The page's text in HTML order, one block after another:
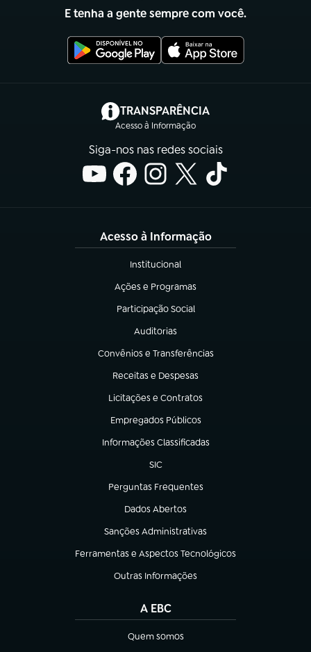
E tenha a gente sempre com você.
TRANSPARÊNCIA
Acesso à Informação
(abre em nova aba)
Siga-nos nas redes sociais
Acesso à Informação
Institucional
(abre em nova aba)
Ações e Programas
(abre em nova aba)
Participação Social
(abre em nova aba)
Auditorias
(abre em nova aba)
Convênios e Transferências
(abre em nova aba)
Receitas e Despesas
(abre em nova aba)
Licitações e Contratos
(abre em nova aba)
Empregados Públicos
(abre em nova aba)
Informações Classificadas
(abre em nova aba)
SIC
(abre em nova aba)
Perguntas Frequentes
(abre em nova aba)
Dados Abertos
(abre em nova aba)
Sanções Administrativas
(abre em nova aba)
Ferramentas e Aspectos Tecnológicos
(abre em nova aba)
Outras Informações
(abre em nova aba)
A EBC
Quem somos
(abre em nova aba)